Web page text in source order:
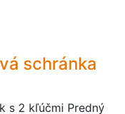
schránka
s 2 kľúčmi Predný